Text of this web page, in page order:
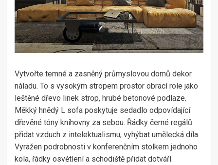
Vytvořte temné a zasněný průmyslovou domů dekor
náladu. To s vysokým stropem prostor obrací role jako
leštěné dřevo linek strop, hrubé betonové podlaze.
Měkký hnědý L sofa poskytuje sedadlo odpovídající
dřevěné tóny knihovny za sebou. Řádky černé regálů
přidat vzduch z intelektualismu, vyhýbat umělecká díla.
Vyražen podrobnosti v konferenčním stolkem jednoho
kola, řádky osvětlení a schodiště přidat dotváří.